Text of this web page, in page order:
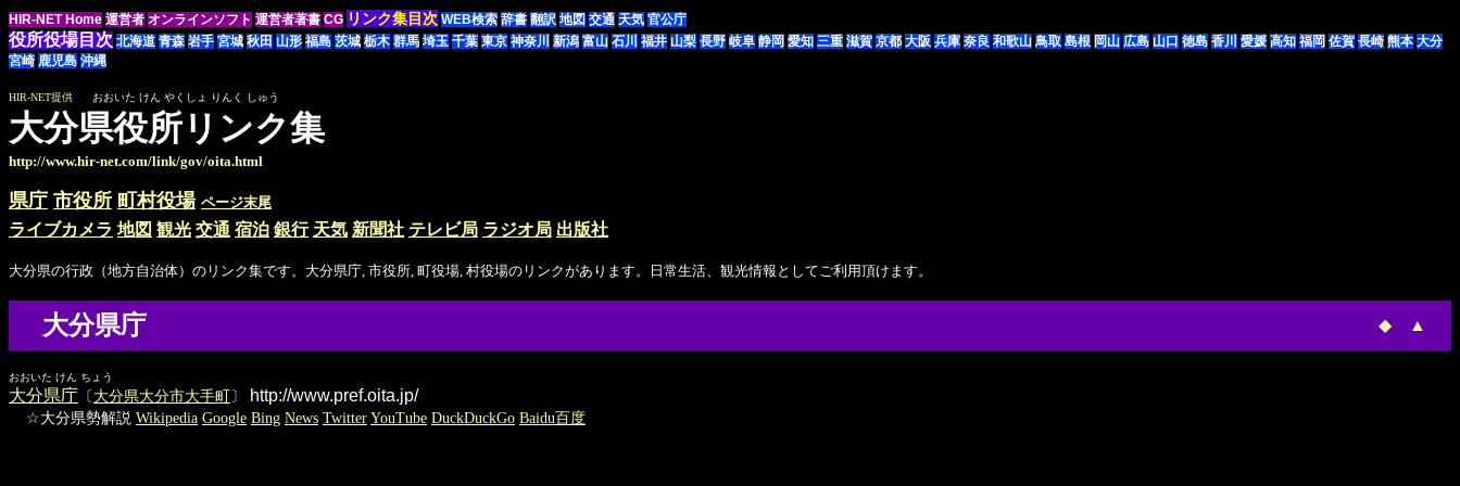
HIR-NET Home 運営者 オンラインソフト 運営者著書 CG リンク集目次 WEB検索 辞書 翻訳 地図 交通 天気 官公庁
役所役場目次 北海道 青森 岩手 宮城 秋田 山形 福島 茨城 栃木 群馬 埼玉 千葉 東京 神奈川 新潟 富山 石川 福井 山梨 長野 岐阜 静岡 愛知 三重 滋賀 京都 大阪 兵庫 奈良 和歌山 鳥取 島根 岡山 広島 山口 徳島 香川 愛媛 高知 福岡 佐賀 長崎 熊本 大分
宮崎 鹿児島 沖縄
HIR-NET提供 おおいた けん やくしょ りんく しゅう
大分県役所リンク集
http://www.hir-net.com/link/gov/oita.html
県庁 市役所 町村役場 ページ末尾
ライブカメラ 地図 観光 交通 宿泊 銀行 天気 新聞社 テレビ局 ラジオ局 出版社
大分県の行政（地方自治体）のリンク集です。大分県庁, 市役所, 町役場, 村役場のリンクがあります。日常生活、観光情報としてご利用頂けます。
大分県庁 ◆ ▲
おおいた けん ちょう
大分県庁 〔大分県大分市大手町〕 http://www.pref.oita.jp/
☆大分県勢解説 Wikipedia Google Bing News Twitter YouTube DuckDuckGo Baidu百度